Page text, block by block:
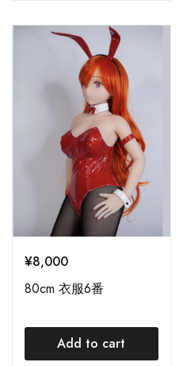
¥8,000
80cm 衣服6番
Add to cart